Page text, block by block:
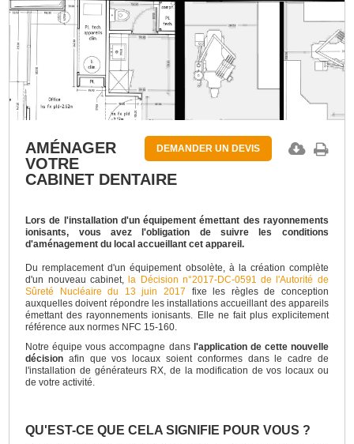
DEMANDER UN DEVIS
AMÉNAGER
VOTRE
CABINET DENTAIRE
Lors de l'installation d'un équipement émettant des rayonnements
ionisants, vous avez l'obligation de suivre les conditions
d'aménagement du local accueillant cet appareil.
Du remplacement d'un équipement obsolète, à la création complète
d'un nouveau cabinet,la Décision n°2017-DC-0591 de l'Autorité de
Sûreté Nucléaire du 13 juin 2017 fixe les règles de conception
auxquelles doivent répondre les installations accueillant des appareils
émettant des rayonnements ionisants. Elle ne fait plus explicitement
référence aux normes NFC 15-160.
Notre équipe vous accompagne dans l'application de cette nouvelle
décision afin que vos locaux soient conformes dans le cadre de
l'installation de générateurs RX, de la modification de vos locaux ou
de votre activité.
QU'EST-CE QUE CELA SIGNIFIE POUR VOUS ?